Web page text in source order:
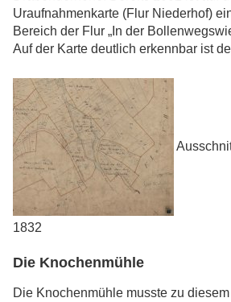
Uraufnahmenkarte (Flur Niederhof)
Bereich der Flur „In der
Auf der Karte deutlich erkennbar ist
1832
Die Knochenmühle
Die Knochenmühle musste zu